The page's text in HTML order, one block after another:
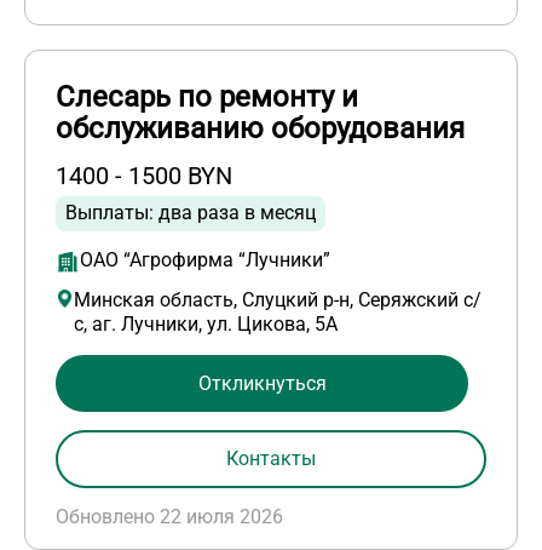
Слесарь по ремонту и
обслуживанию оборудования
1400 - 1500 BYN
Выплаты: два раза в месяц
ОАО “Агрофирма “Лучники”
Минская область, Слуцкий р-н, Серяжский с/
с, аг. Лучники, ул. Цикова, 5А
Обновлено 22 июля 2026
Откликнуться
Контакты